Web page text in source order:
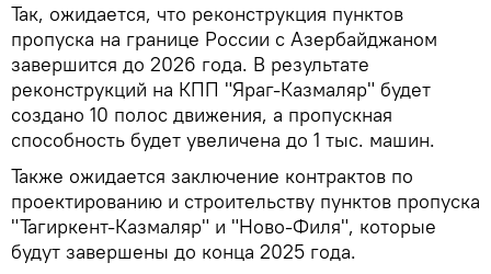
Так, ожидается, что реконструкция пунктов
пропуска на границе России с Азербайджаном
завершится до 2026 года. В результате
реконструкций на КПП "Яраг-Казмаляр" будет
создано 10 полос движения, а пропускная
способность будет увеличена до 1 тыс. машин.
Также ожидается заключение контрактов по
проектированию и строительству пунктов пропуска
"Тагиркент-Казмаляр" и "Ново-Филя", которые
будут завершены до конца 2025 года.